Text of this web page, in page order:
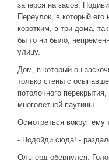
заперся на засов.
Переулок, в который
коротким, в три дома,
бы то ни было,
улицу.
Дом, в который он
только стены с
потолочного
многолетней паутины.
Осмотреться вокруг ему
- Подойди сюда! -
Ольгерд обернулся.